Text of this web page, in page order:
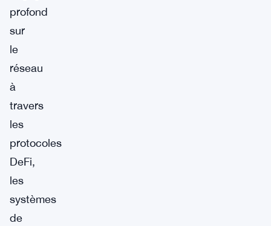
profond
sur
le
réseau
à
travers
les
protocoles
DeFi,
les
systèmes
de